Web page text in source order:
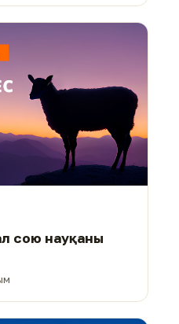
сою науқаны